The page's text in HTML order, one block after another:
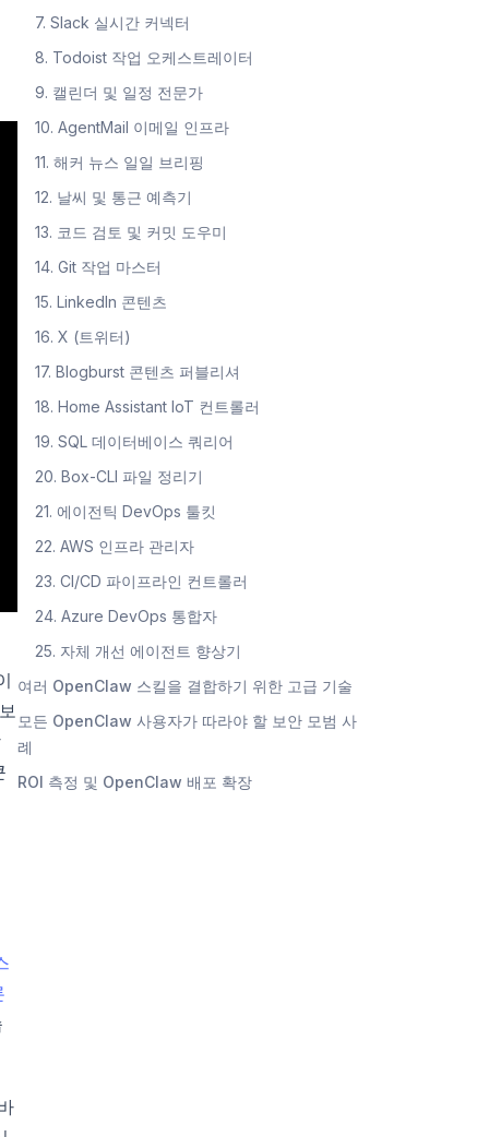
7. Slack 실시간 커넥터
8. Todoist 작업 오케스트레이터
9. 캘린더 및 일정 전문가
10. AgentMail 이메일 인프라
11. 해커 뉴스 일일 브리핑
12. 날씨 및 통근 예측기
13. 코드 검토 및 커밋 도우미
14. Git 작업 마스터
15. LinkedIn 콘텐츠
16. X (트위터)
17. Blogburst 콘텐츠 퍼블리셔
18. Home Assistant IoT 컨트롤러
19. SQL 데이터베이스 쿼리어
20. Box-CLI 파일 정리기
21. 에이전틱 DevOps 툴킷
22. AWS 인프라 관리자
23. CI/CD 파이프라인 컨트롤러
24. Azure DevOps 통합자
25. 자체 개선 에이전트 향상기
여러 OpenClaw 스킬을 결합하기 위한 고급 기술
모든 OpenClaw 사용자가 따라야 할 보안 모범 사
례
ROI 측정 및 OpenClaw 배포 확장